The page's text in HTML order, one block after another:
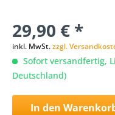
29,90 € *
inkl. MwSt.zzgl.
Sofort versandfertig,
Deutschland)
In den